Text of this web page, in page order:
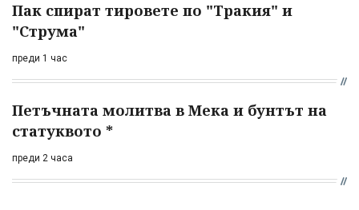
Пак спират тировете по "Тракия" и
"Струма"
преди 1 час
Петъчната молитва в Мека и бунтът на
статуквото *
преди 2 часа